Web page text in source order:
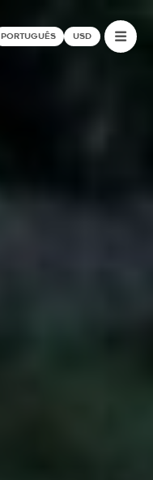
PORTUGUÊS USD